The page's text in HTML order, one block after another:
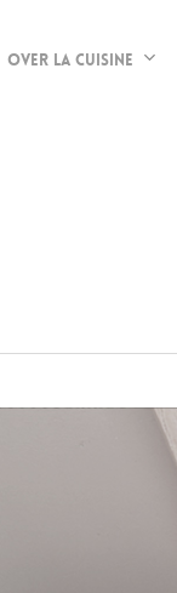
Over La Cuisine